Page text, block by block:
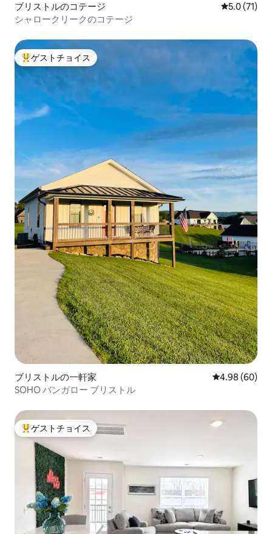
ブリストルのコテージ レビュー71
5.0 (71)
シャロークリークのコテージ
大好評のゲストチョイスです。
ゲストチョイス
ブリストルの一軒家 レビュー60件
4.98 (60)
SOHO バンガロー ブリストル
大好評のゲストチョイスです。
ゲストチョイス